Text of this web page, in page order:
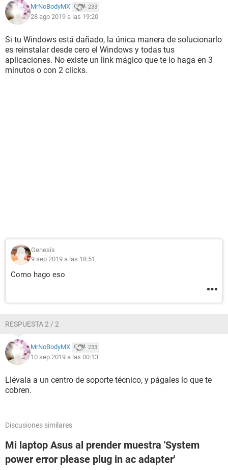
MrNoBodyMX 233
28 ago 2019 a las 19:20
Si tu Windows está dañado, la única manera de solucionarlo
es reinstalar desde cero el Windows y todas tus
aplicaciones. No existe un link mágico que te lo haga en 3
minutos o con 2 clicks.
Genesis
9 sep 2019 a las 18:51
Como hago eso
RESPUESTA 2 / 2
MrNoBodyMX 233
10 sep 2019 a las 00:13
Llévala a un centro de soporte técnico, y págales lo que te
cobren.
Discusiones similares
Mi laptop Asus al prender muestra 'System
power error please plug in ac adapter'